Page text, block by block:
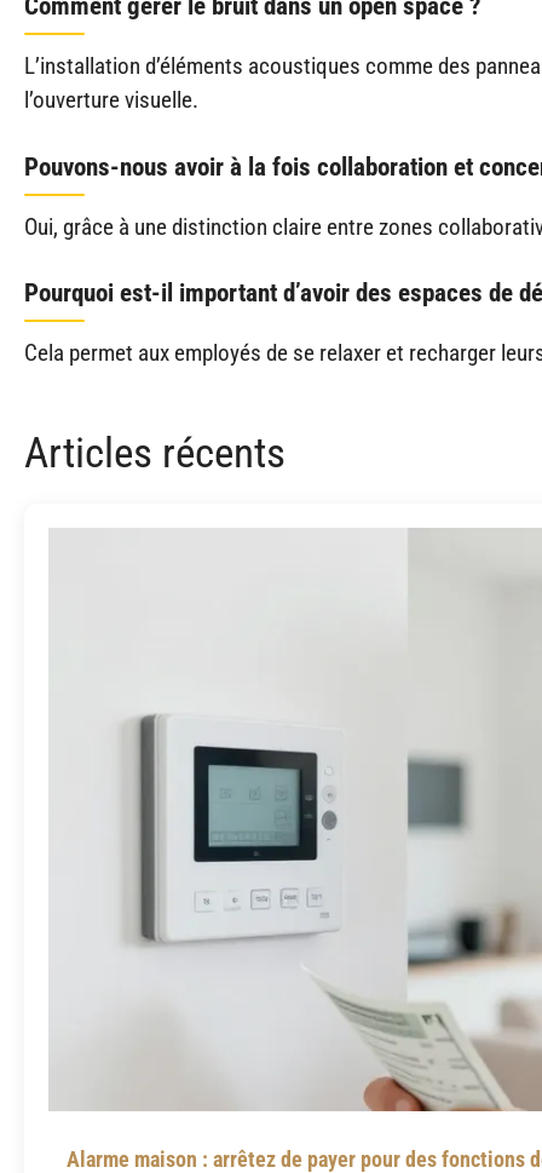
Comment gérer le bruit dans un open space ?
L’installation d’éléments acoustiques comme des
l’ouverture visuelle.
Pouvons-nous avoir à la fois collaboration et
Oui, grâce à une distinction claire entre zones
Pourquoi est-il important d’avoir des espaces de
Cela permet aux employés de se relaxer et recharger
Articles récents
Alarme maison : arrêtez de payer pour des fonctions